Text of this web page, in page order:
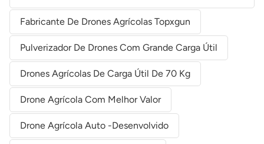
Fabricante De Drones Agrícolas Topxgun
Pulverizador De Drones Com Grande Carga Útil
Drones Agrícolas De Carga Útil De 70 Kg
Drone Agrícola Com Melhor Valor
Drone Agrícola Auto -desenvolvido